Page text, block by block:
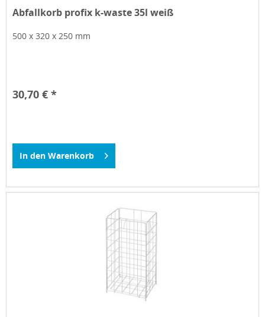
Abfallkorb profix k-waste 35l weiß
500 x 320 x 250 mm
30,70 € *
In den Warenkorb